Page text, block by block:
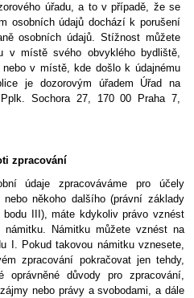
úřadu, a to v případě, že se
osobních údajů dochází k porušení
osobních údajů. Stížnost můžete
v místě svého obvyklého bydliště,
v místě, kde došlo k údajnému
je dozorovým úřadem Úřad na
Sochora 27, 170 00 Praha 7,
zpracování
údaje zpracováváme pro účely
někoho dalšího (právní základy
III), máte kdykoliv právo vznést
námitku. Námitku můžete vznést na
I. Pokud takovou námitku vznesete,
zpracování pokračovat jen tehdy,
oprávněné důvody pro zpracování,
nebo právy a svobodami, a dále